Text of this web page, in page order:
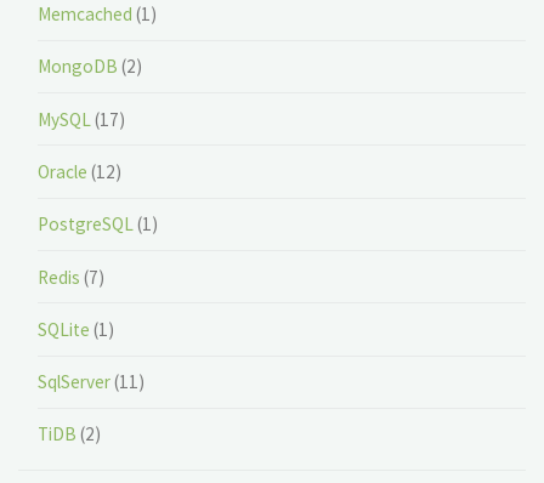
Memcached (1)
MongoDB (2)
MySQL (17)
Oracle (12)
PostgreSQL(1)
Redis (7)
SQLite (1)
SqlServer(11)
TiDB (2)